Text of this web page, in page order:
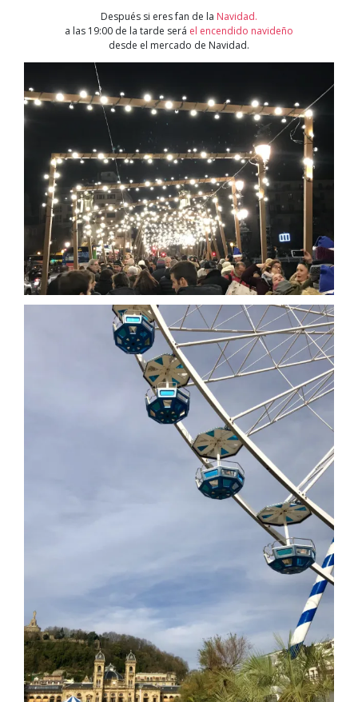
Después si eres fan de la Navidad.
a las 19:00 de la tarde será el encendido navideño
desde el mercado de Navidad.